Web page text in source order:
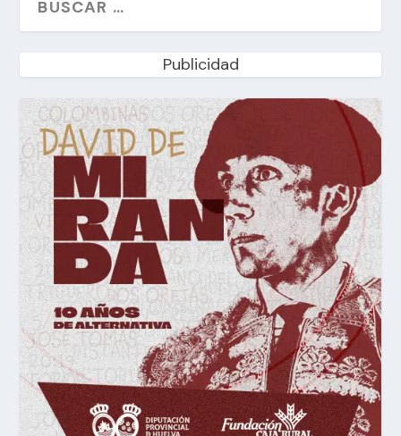
Publicidad